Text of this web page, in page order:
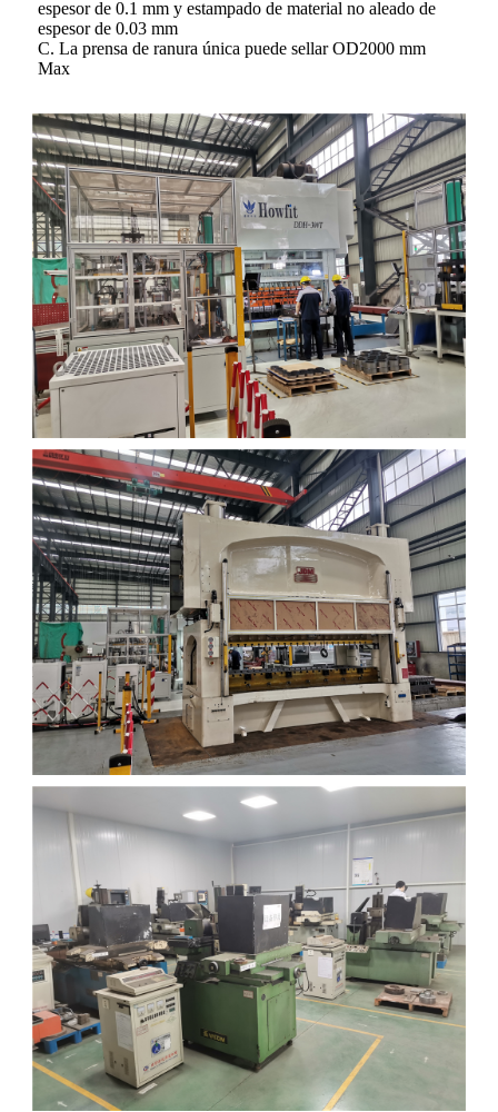
espesor de 0.1 mm y estampado de material no aleado de
espesor de 0.03 mm
C. La prensa de ranura única puede sellar OD2000 mm
Max